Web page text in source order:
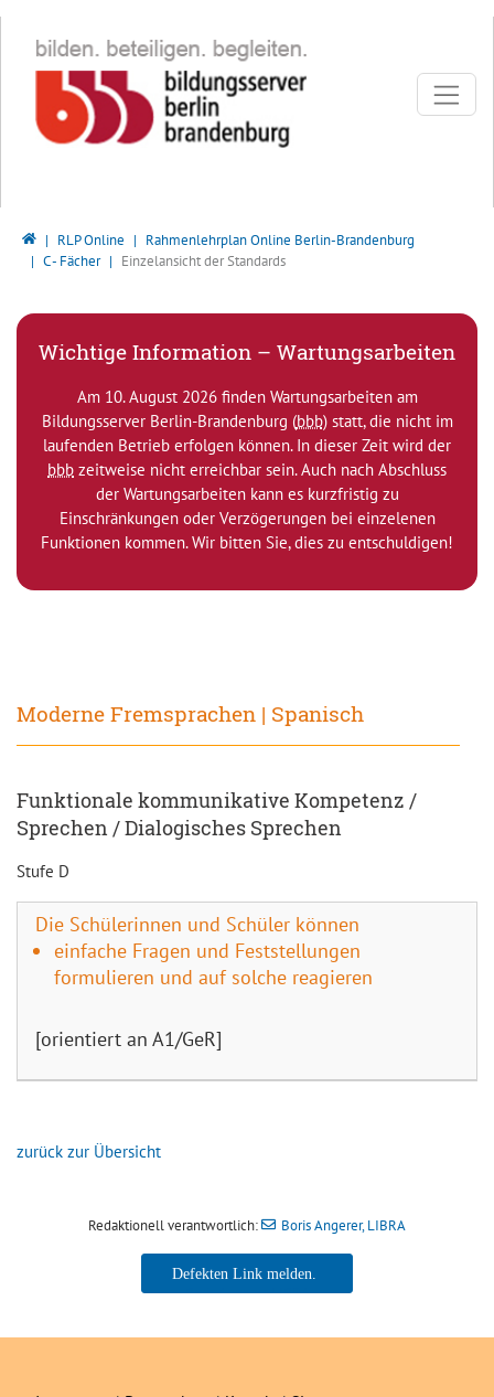
Bildungsserver Berlin - Brandenburg
RLP Online
Rahmenlehrplan Online Berlin-Brandenburg
C - Fächer
Einzelansicht der Standards
Wichtige Information – Wartungsarbeiten
Am 10. August 2026 finden Wartungsarbeiten am
Bildungsserver Berlin-Brandenburg (bbb) statt, die nicht im
laufenden Betrieb erfolgen können. In dieser Zeit wird der
bbb zeitweise nicht erreichbar sein. Auch nach Abschluss
der Wartungsarbeiten kann es kurzfristig zu
Einschränkungen oder Verzögerungen bei einzelenen
Funktionen kommen. Wir bitten Sie, dies zu entschuldigen!
Moderne Fremsprachen | Spanisch
Funktionale kommunikative Kompetenz /
Sprechen / Dialogisches Sprechen
Stufe D
Die Schülerinnen und Schüler können
einfache Fragen und Feststellungen
formulieren und auf solche reagieren
[orientiert an A1/GeR]
zurück zur Übersicht
Redaktionell verantwortlich: Boris Angerer, LIBRA
Boris Angerer, LIBRA